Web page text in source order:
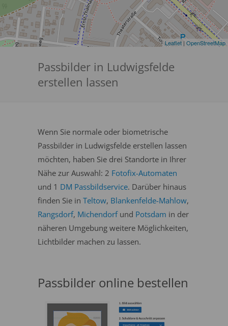
Leaflet | OpenStreetMap
Passbilder in Ludwigsfelde
erstellen lassen
Wenn Sie normale oder biometrische
Passbilder in Ludwigsfelde erstellen lassen
möchten, haben Sie drei Standorte in Ihrer
Nähe zur Auswahl: 2 Fotofix-Automaten
und 1 DM Passbildservice. Darüber hinaus
finden Sie in Teltow, Blankenfelde-Mahlow,
Rangsdorf, Michendorfund Potsdam in der
näheren Umgebung weitere Möglichkeiten,
Lichtbilder machen zu lassen.
Passbilder online bestellen